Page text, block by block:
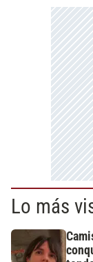
Lo más